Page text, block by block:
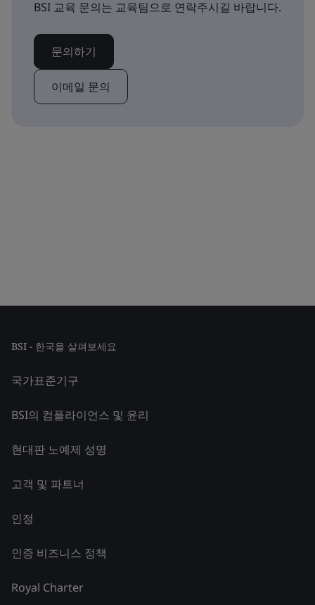
BSI 교육 문의는 교육팀으로 연락주시길 바랍니다.
문의하기
이메일 문의
BSI - 한국을 살펴보세요
국가표준기구
BSI의 컴플라이언스 및 윤리
현대판 노예제 성명
고객 및 파트너
인정
인증 비즈니스 정책
Royal Charter